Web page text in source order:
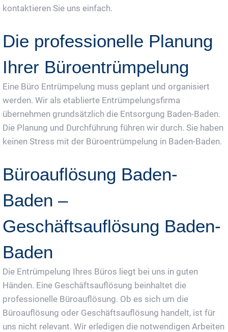
kontaktieren Sie uns einfach.
Die professionelle Planung
Ihrer Büroentrümpelung
Eine Büro Entrümpelung muss geplant und organisiert
werden. Wir als etablierte Entrümpelungsfirma
übernehmen grundsätzlich die Entsorgung Baden-Baden.
Die Planung und Durchführung führen wir durch. Sie haben
keinen Stress mit der Büroentrümpelung in Baden-Baden.
Büroauflösung Baden-
Baden –
Geschäftsauflösung Baden-
Baden
Die Entrümpelung Ihres Büros liegt bei uns in guten
Händen. Eine Geschäftsauflösung beinhaltet die
professionelle Büroauflösung. Ob es sich um die
Büroauflösung oder Geschäftsauflösung handelt, ist für
uns nicht relevant. Wir erledigen die notwendigen Arbeiten